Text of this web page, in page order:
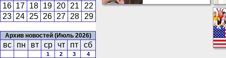
16 17 18 19 20 21
22
23 24 25 26 27 28 29
Архив новостей (Июль 2026)
вс пн вт ср чт пт сб
1 2 3
4